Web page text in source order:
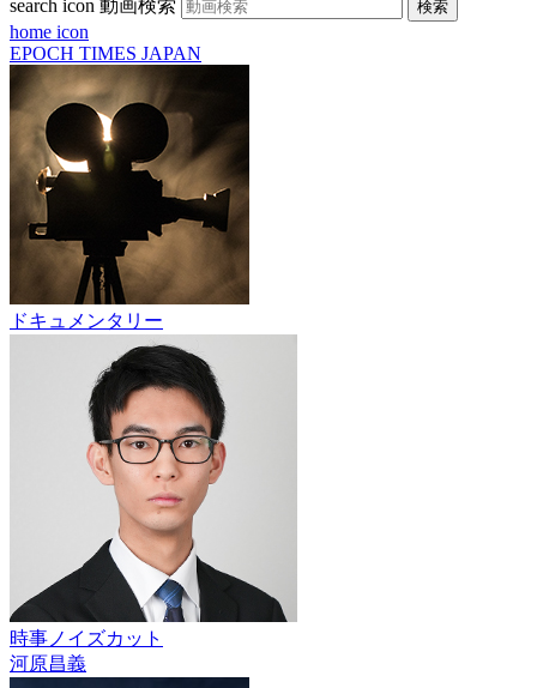
search icon 動画検索
home icon
EPOCH TIMES JAPAN
ドキュメンタリー
時事ノイズカット
河原昌義